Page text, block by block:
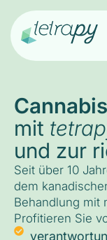
mit
und zur
Seit über 10
dem
Behandlung mit
Profitieren Sie